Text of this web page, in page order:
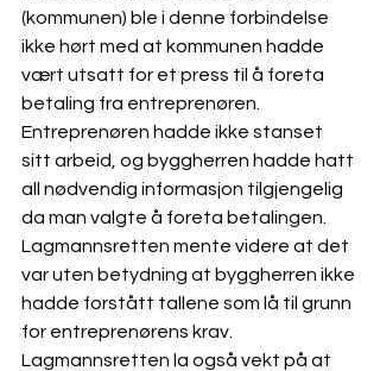
(kommunen) ble i denne forbindelse
ikke hørt med at kommunen hadde
vært utsatt for et press til å foreta
betaling fra entreprenøren.
Entreprenøren hadde ikke stanset
sitt arbeid, og byggherren hadde hatt
all nødvendig informasjon tilgjengelig
da man valgte å foreta betalingen.
Lagmannsretten mente videre at det
var uten betydning at byggherren ikke
hadde forstått tallene som lå til grunn
for entreprenørens krav.
Lagmannsretten la også vekt på at